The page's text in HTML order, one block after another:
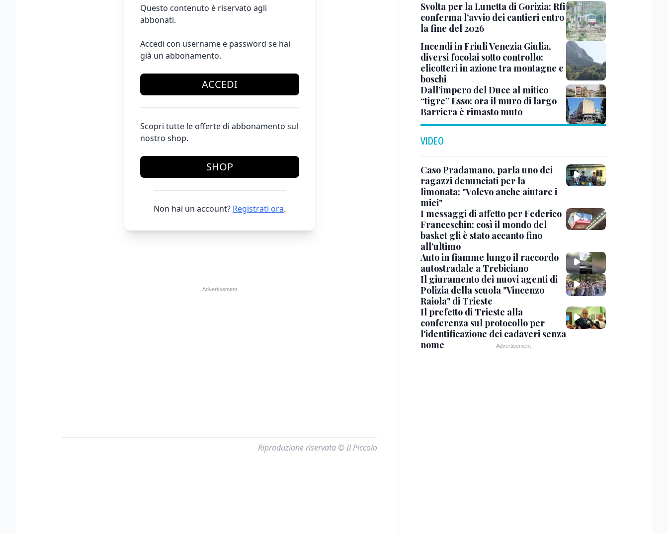
Questo contenuto è riservato agli
abbonati.
Accedi con username e password se hai
già un abbonamento.
ACCEDI
Scopri tutte le offerte di abbonamento sul
nostro shop.
SHOP
Non hai un account? Registrati ora.
Riproduzione riservata © Il Piccolo
Svolta per la Lunetta di Gorizia: Rfi
conferma l’avvio dei cantieri entro
la fine del 2026
Incendi in Friuli Venezia Giulia,
diversi focolai sotto controllo:
elicotteri in azione tra montagne e
boschi
Dall’impero del Duce al mitico
“tigre” Esso: ora il muro di largo
Barriera è rimasto muto
VIDEO
Caso Pradamano, parla uno dei
ragazzi denunciati per la
limonata: "Volevo anche aiutare i
miei"
I messaggi di affetto per Federico
Franceschin: così il mondo del
basket gli è stato accanto fino
all’ultimo
Auto in fiamme lungo il raccordo
autostradale a Trebiciano
Il giuramento dei nuovi agenti di
Polizia della scuola "Vincenzo
Raiola" di Trieste
Il prefetto di Trieste alla
conferenza sul protocollo per
l'identificazione dei cadaveri senza
nome